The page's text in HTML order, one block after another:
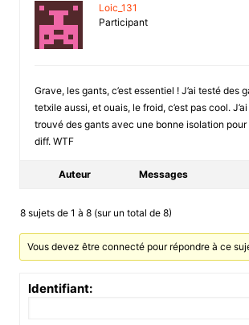
Loic_131
Participant
Grave, les gants, c’est essentiel ! J’ai testé des
tetxile aussi, et ouais, le froid, c’est pas cool.
trouvé des gants avec une bonne isolation pour
diff. WTF
Auteur Messages
8 sujets de 1 à 8 (sur un total de 8)
Vous devez être connecté pour répondre à ce
Identifiant: